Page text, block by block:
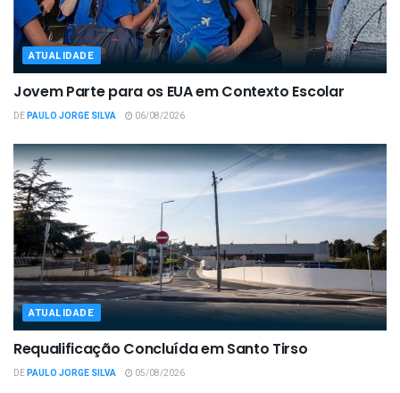
ATUALIDADE
Jovem Parte para os EUA em Contexto Escolar
DEPAULO JORGE SILVA 06/08/2026
ATUALIDADE
Requalificação Concluída em Santo Tirso
DEPAULO JORGE SILVA 05/08/2026